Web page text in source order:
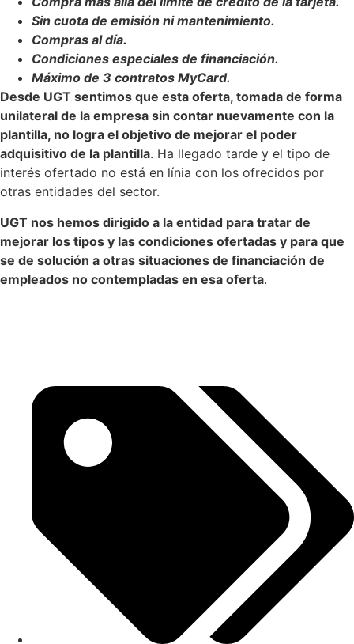
Sin cuota de emisión ni mantenimiento.
Compras al día.
Condiciones especiales de financiación.
Máximo de 3 contratos MyCard.
Desde UGT sentimos que esta oferta, tomada de forma
unilateral de la empresa sin contar nuevamente con la
plantilla, no logra el objetivo de mejorar el poder
adquisitivo de la plantilla. Ha llegado tarde y el tipo de
interés ofertado no está en línia con los ofrecidos por
otras entidades del sector.
UGT nos hemos dirigido a la entidad para tratar de
mejorar los tipos y las condiciones ofertadas y para que
se de solución a otras situaciones de financiación de
empleados no contempladas en esa oferta.